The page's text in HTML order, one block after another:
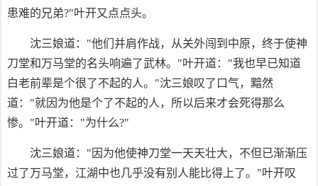
患难的兄弟?"叶开又点点头。
沈三娘道："他们并肩作战，从关外闯到中原，终于使神
刀堂和万马堂的名头响遍了武林。"叶开道："我也早已知道
白老前辈是个很了不起的人。"沈三娘叹了口气，黯然
道："就因为他是个了不起的人，所以后来才会死得那么
惨。"叶开道："为什么?"
沈三娘道："因为他使神刀堂一天天壮大，不但已渐渐压
过了万马堂，江湖中也几乎没有别人能比得上了。"叶开叹